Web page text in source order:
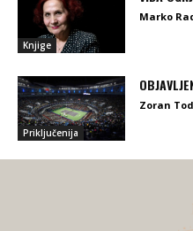
Knjige
Marko
Priključenija
Zoran